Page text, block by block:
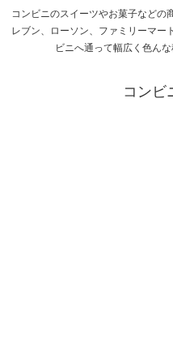
コンビニのスイーツやお菓子などの
レブン、ローソン、ファミリーマー
ビニへ通って幅広く色ん
コンビ